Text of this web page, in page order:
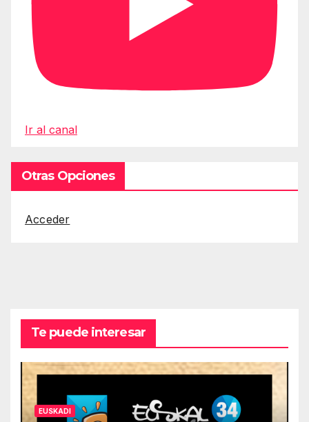
Ir al canal
Otras Opciones
Acceder
Te puede interesar
EUSKADI